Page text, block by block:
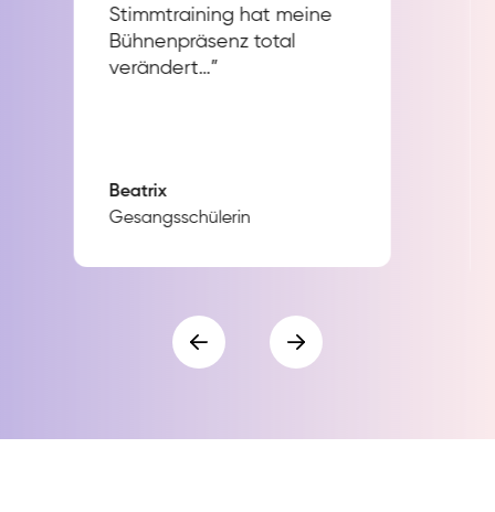
Stimmtraining hat meine
Bühnenpräsenz total
verändert…”
Beatrix
Gesangsschülerin